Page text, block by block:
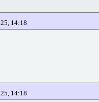
14:18
14:18